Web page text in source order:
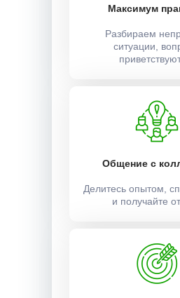
Максимум
Разбираем
ситуации,
Общение с
Делитесь опытом,
и получайте